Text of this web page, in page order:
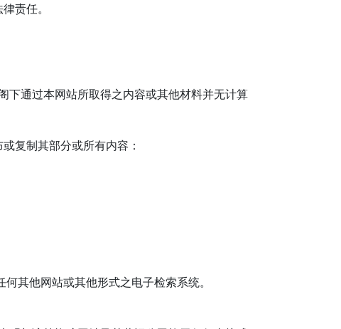
责任。
下通过本网站所取得之内容或其他材料并无计算
复制其部分或所有内容：
其他网站或其他形式之电子检索系统。